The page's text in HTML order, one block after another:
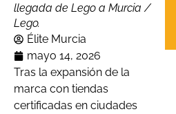
llegada de Lego a Murcia /
Lego.
Élite Murcia
mayo 14, 2026
Tras la expansión de la
marca con tiendas
certificadas en ciudades